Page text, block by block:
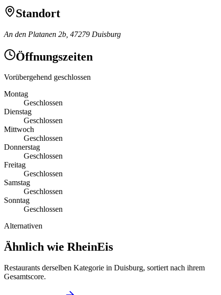
Standort
An den Platanen 2b, 47279 Duisburg
Öffnungszeiten
Vorübergehend geschlossen
Montag
Geschlossen
Dienstag
Geschlossen
Mittwoch
Geschlossen
Donnerstag
Geschlossen
Freitag
Geschlossen
Samstag
Geschlossen
Sonntag
Geschlossen
Alternativen
Ähnlich wie RheinEis
Restaurants derselben Kategorie in Duisburg, sortiert nach ihrem
Gesamtscore.